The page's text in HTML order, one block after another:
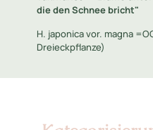
die den Schnee bricht"
H. japonica vor. magna
Dreieckpflanze)